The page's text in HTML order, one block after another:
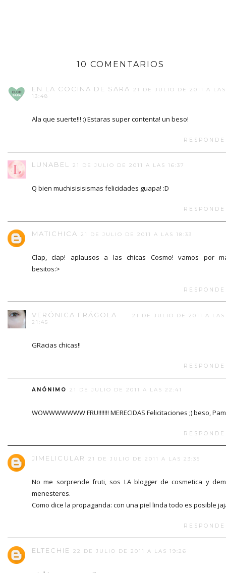
10 COMENTARIOS
EN LA COCINA DE SARA
21 DE JULIO DE 2011 A LAS
13:48
Ala que suerte!!! :) Estaras super contenta! un beso!
LUNABEL 21 DE JULIO DE 2011 A LAS 16:37
Q bien muchisisisismas felicidades guapa! :D
MATICHICA 21 DE JULIO DE 2011 A LAS 18:33
Clap, clap! aplausos a las chicas Cosmo! vamos por
besitos:>
VERÓNICA FRÁGOLA
21 DE JULIO DE 2011 A LAS
21:45
GRacias chicas!!
ANÓNIMO 21 DE JULIO DE 2011 A LAS 22:41
WOWWWWWWW FRU!!!!!!! MERECIDAS Felicitaciones ;) beso,
JIMELICULAR 21 DE JULIO DE 2011 A LAS 23:35
No me sorprende fruti, sos LA blogger de cosmetica y
menesteres.
Como dice la propaganda: con una piel linda todo es posible
ELTECHIE 22 DE JULIO DE 2011 A LAS 19:26